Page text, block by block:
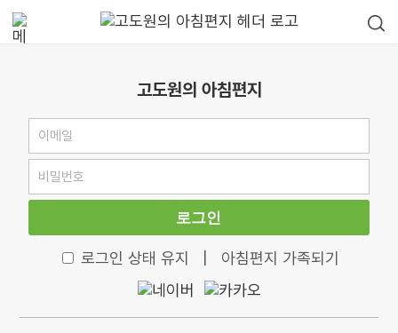
고도원의 아침편지
로그인
로그인 상태 유지 아침편지 가족되기